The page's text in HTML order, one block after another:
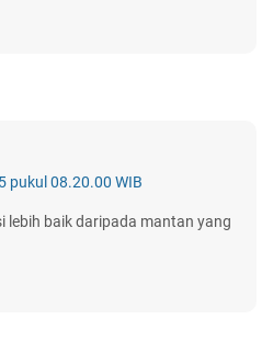
pukul 08.20.00 WIB
lebih baik daripada mantan yang